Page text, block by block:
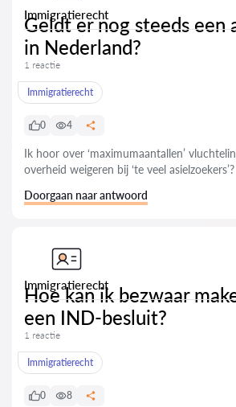
Immigratierecht
Geldt er nog steeds een
in Nederland?
1 reactie
Immigratierecht
0 4
Ik hoor over ‘maximumaantallen’
overheid weigeren bij ‘te veel asielzoekers’?
Doorgaan naar antwoord
Immigratierecht
Hoe kan ik bezwaar
een IND-besluit?
1 reactie
Immigratierecht
0 8